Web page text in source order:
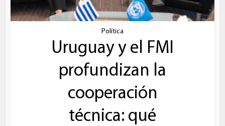
Política
Uruguay y el FMI
profundizan la
cooperación
técnica: qué